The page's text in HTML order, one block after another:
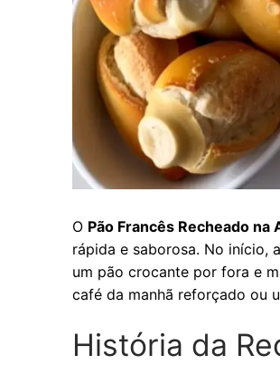
O Pão Francês Recheado na
rápida e saborosa. No início,
um pão crocante por fora e
café da manhã reforçado ou
História da